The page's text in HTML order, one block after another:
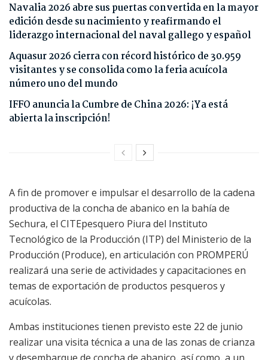
Navalia 2026 abre sus puertas convertida en la mayor
edición desde su nacimiento y reafirmando el
liderazgo internacional del naval gallego y español
Aquasur 2026 cierra con récord histórico de 30.959
visitantes y se consolida como la feria acuícola
número uno del mundo
IFFO anuncia la Cumbre de China 2026: ¡Ya está
abierta la inscripción!
A fin de promover e impulsar el desarrollo de la cadena
productiva de la concha de abanico en la bahía de
Sechura, el CITEpesquero Piura del Instituto
Tecnológico de la Producción (ITP) del Ministerio de la
Producción (Produce), en articulación con PROMPERÚ
realizará una serie de actividades y capacitaciones en
temas de exportación de productos pesqueros y
acuícolas.
Ambas instituciones tienen previsto este 22 de junio
realizar una visita técnica a una de las zonas de crianza